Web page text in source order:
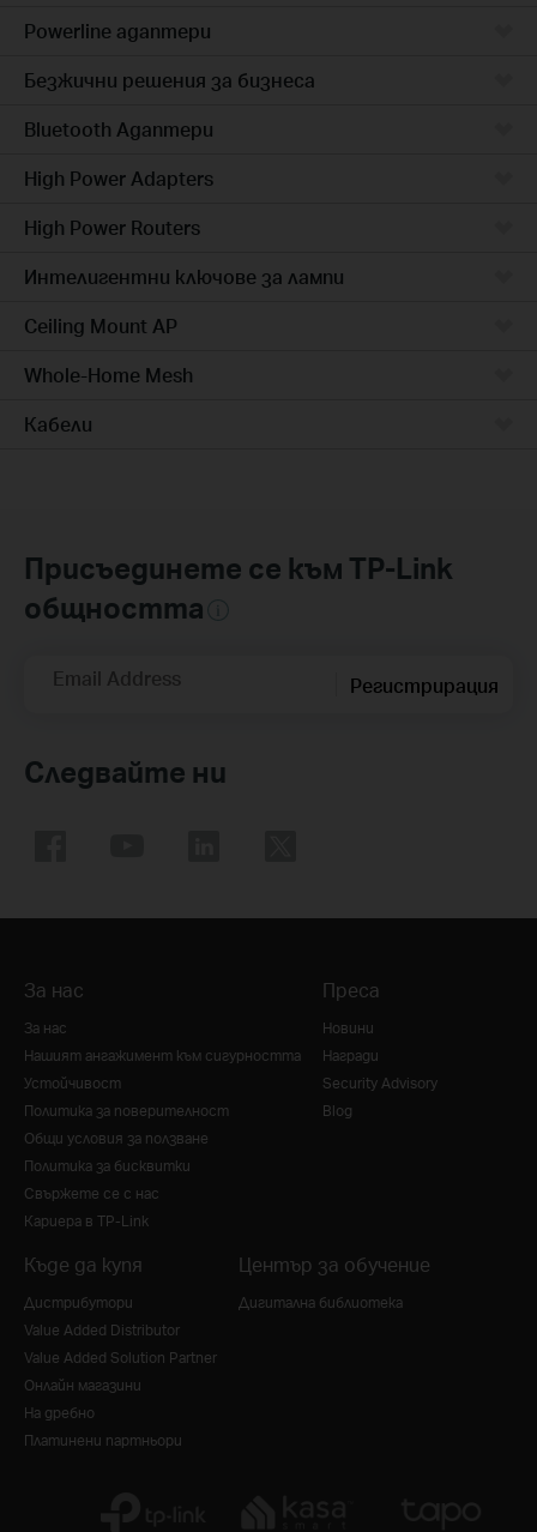
Powerline адаптери
Безжични решения за бизнеса
Bluetooth Адаптери
High Power Adapters
High Power Routers
Интелигентни ключове за лампи
Ceiling Mount AP
Whole-Home Mesh
Кабели
Присъединете се към TP-Link
общността
Email Address Регистрирация
Следвайте ни
За нас
За нас
Нашият ангажимент към сигурността
Устойчивост
Политика за поверителност
Общи условия за ползване
Политика за бисквитки
Свържете се с нас
Кариера в TP-Link
Преса
Новини
Награди
Security Advisory
Blog
Къде да купя
Дистрибутори
Value Added Distributor
Value Added Solution Partner
Онлайн магазини
На дребно
Платинени партньори
Център за обучение
Дигитална библиотека